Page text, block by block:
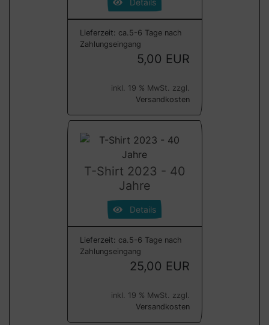
Lieferzeit: ca.5-6 Tage nach
Zahlungseingang
5,00 EUR
inkl. 19 % MwSt. zzgl.
Versandkosten
T-Shirt 2023 - 40
Jahre
Details
Lieferzeit: ca.5-6 Tage nach
Zahlungseingang
25,00 EUR
inkl. 19 % MwSt. zzgl.
Versandkosten